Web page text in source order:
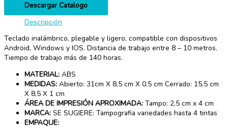
Descargar Catalogo
Descripción
Teclado inalámbrico, plegable y ligero, compatible con dispositivos
Android, Windows y IOS. Distancia de trabajo entre 8 – 10 metros.
Tiempo de trabajo más de 140 horas.
MATERIAL: ABS
MEDIDAS: Abierto: 31cm X 8,5 cm X 0,5 cm Cerrado: 15,5 cm
X 8,5 X 1 cm
ÁREA DE IMPRESIÓN APROXIMADA: Tampo: 2,5 cm x 4 cm
MARCA: SE SUGIERE: Tampografia variedades hasta 4 tintas
EMPAQUE: